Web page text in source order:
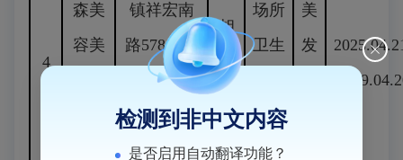
4
森美
容美
镇祥宏南
路578号春
江郦城花
园S2#楼1
层108商业
胡
先
萍
场所
卫生
（新
办）
美
发
检测到非中文内容
是否启用自动翻译功能？